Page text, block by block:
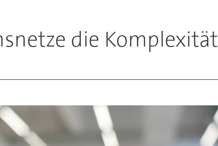
die Komplexität